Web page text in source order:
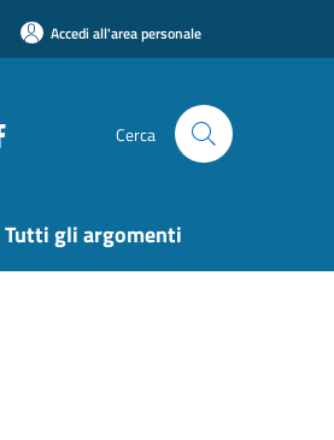
Accedi all'area personale
Cerca
Tutti gli argomenti